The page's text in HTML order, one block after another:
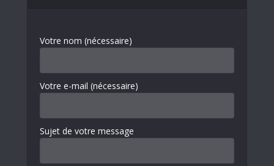
Votre nom (nécessaire)
Votre e-mail (nécessaire)
Sujet de votre message